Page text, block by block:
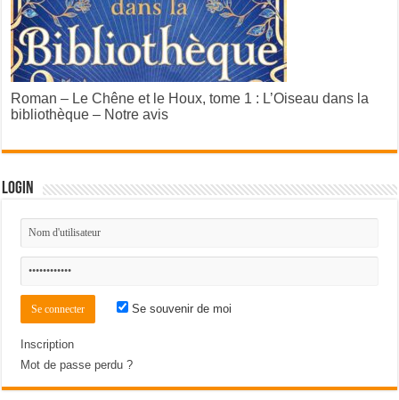
Roman – Le Chêne et le Houx, tome 1 : L’Oiseau dans la
bibliothèque – Notre avis
Login
Se souvenir de moi
Inscription
Mot de passe perdu ?